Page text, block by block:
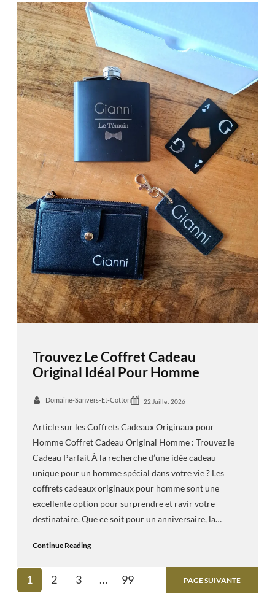
Trouvez Le Coffret Cadeau
Original Idéal Pour Homme
Domaine-Sanvers-Et-Cotton 22 Juillet 2026
Article sur les Coffrets Cadeaux Originaux pour
Homme Coffret Cadeau Original Homme : Trouvez le
Cadeau Parfait À la recherche d’une idée cadeau
unique pour un homme spécial dans votre vie ? Les
coffrets cadeaux originaux pour homme sont une
excellente option pour surprendre et ravir votre
destinataire. Que ce soit pour un anniversaire, la…
Continue Reading
1 2 3 … 99 PAGE SUIVANTE